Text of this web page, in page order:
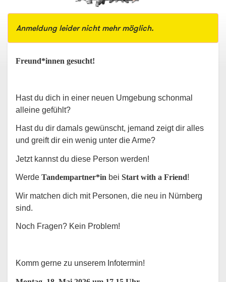
Anmeldung leider nicht mehr möglich.
Freund*innen gesucht!
Hast du dich in einer neuen Umgebung schonmal
alleine gefühlt?
Hast du dir damals gewünscht, jemand zeigt dir alles
und greift dir ein wenig unter die Arme?
Jetzt kannst du diese Person werden!
Werde Tandempartner*in bei Start with a Friend!
Wir matchen dich mit Personen, die neu in Nürnberg
sind.
Noch Fragen? Kein Problem!
Komm gerne zu unserem Infotermin!